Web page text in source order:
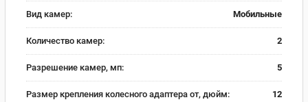
Вид камер: Мобильные
Количество камер: 2
Разрешение камер, мп: 5
Размер крепления колесного адаптера от, дюйм: 12